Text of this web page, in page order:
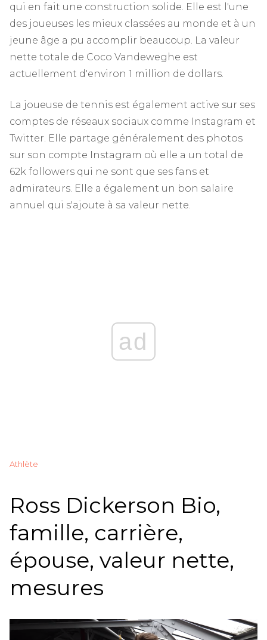
qui en fait une construction solide. Elle est l'une
des joueuses les mieux classées au monde et à un
jeune âge a pu accomplir beaucoup. La valeur
nette totale de Coco Vandeweghe est
actuellement d'environ 1 million de dollars.
La joueuse de tennis est également active sur ses
comptes de réseaux sociaux comme Instagram et
Twitter. Elle partage généralement des photos
sur son compte Instagram où elle a un total de
62k followers qui ne sont que ses fans et
admirateurs. Elle a également un bon salaire
annuel qui s'ajoute à sa valeur nette.
ad
Athlète
Ross Dickerson Bio,
famille, carrière,
épouse, valeur nette,
mesures